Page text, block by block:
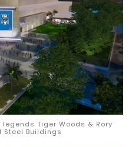
legends Tiger Woods & Rory
Steel Buildings